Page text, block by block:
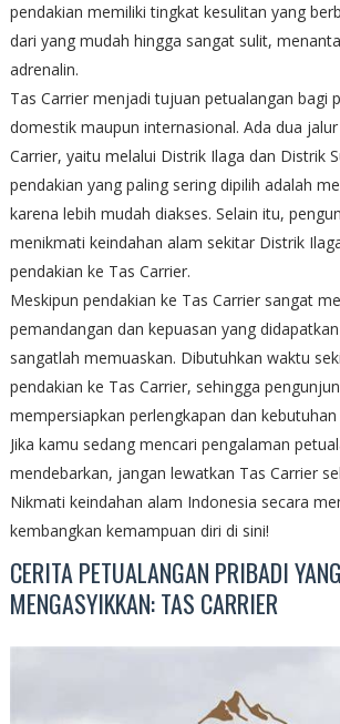
pendakian memiliki tingkat kesulitan yang
dari yang mudah hingga sangat sulit,
adrenalin.
Tas Carrier menjadi tujuan petualangan bagi
domestik maupun internasional. Ada dua
Carrier, yaitu melalui Distrik Ilaga dan Distrik
pendakian yang paling sering dipilih adalah
karena lebih mudah diakses. Selain itu,
menikmati keindahan alam sekitar Distrik
pendakian ke Tas Carrier.
Meskipun pendakian ke Tas Carrier sangat
pemandangan dan kepuasan yang
sangatlah memuaskan. Dibutuhkan waktu
pendakian ke Tas Carrier, sehingga
mempersiapkan perlengkapan dan
Jika kamu sedang mencari pengalaman
mendebarkan, jangan lewatkan Tas Carrier
Nikmati keindahan alam Indonesia secara
kembangkan kemampuan diri di sini!
CERITA PETUALANGAN PRIBADI YANG
MENGASYIKKAN: TAS CARRIER